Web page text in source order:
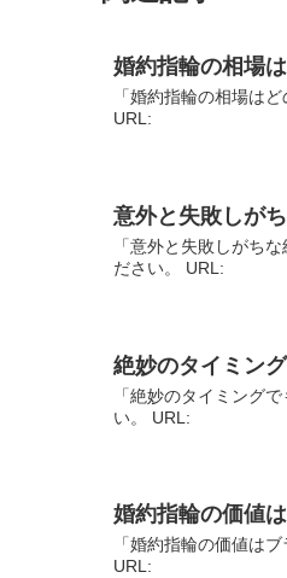
婚約指輪の相場
「婚約指輪の相場は
URL:
意外と失敗しが
「意外と失敗しがち
ださい。 URL:
絶妙のタイミン
「絶妙のタイミング
い。 URL:
婚約指輪の価値
「婚約指輪の価値は
URL: